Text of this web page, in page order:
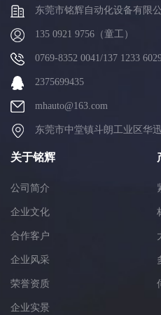
东莞市铭辉自动化设备有限公
135 0921 9756（童工）
0769-8352 0041/137 1233
2375699435
mhauto@163.com
东莞市中堂镇斗朗工业区华
关于铭辉
公司简介
企业文化
合作客户
企业风采
荣誉资质
企业实景